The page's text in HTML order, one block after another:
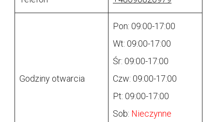
Godziny otwarcia
Pon: 09:00-17:00
Wt: 09:00-17:00
Śr: 09:00-17:00
Czw: 09:00-17:00
Pt: 09:00-17:00
Sob: Nieczynne